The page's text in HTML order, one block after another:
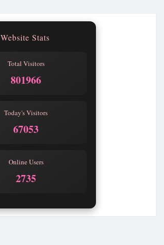
Website Stats
Total Visitors
801966
Today's Visitors
67053
Online Users
2735